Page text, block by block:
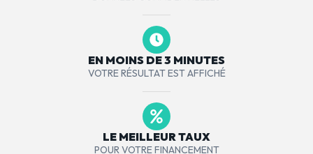
EN MOINS DE 3 MINUTES
VOTRE RÉSULTAT EST AFFICHÉ
LE MEILLEUR TAUX
POUR VOTRE FINANCEMENT